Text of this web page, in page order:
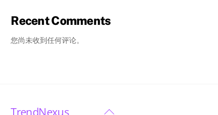
Recent Comments
您尚未收到任何评论。
Back
TrendNexus